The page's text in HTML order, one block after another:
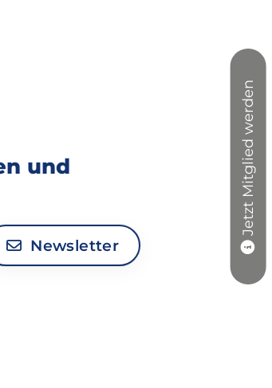
und
Newsletter
Jetzt Mitglied werden